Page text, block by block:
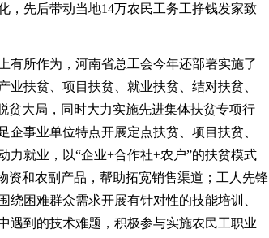
，先后带动当地14万农民工务工挣钱发家致
所作为，河南省总工会今年还部署实施了
扶贫、项目扶贫、就业扶贫、结对扶贫、
贫大局，同时大力实施先进集体扶贫专项行
事业单位特点开展定点扶贫、项目扶贫、
力就业，以“企业+合作社+农户”的扶贫模式
资和农副产品，帮助拓宽销售渠道；工人先锋
困难群众需求开展有针对性的技能培训、
遇到的技术难题，积极参与实施农民工职业